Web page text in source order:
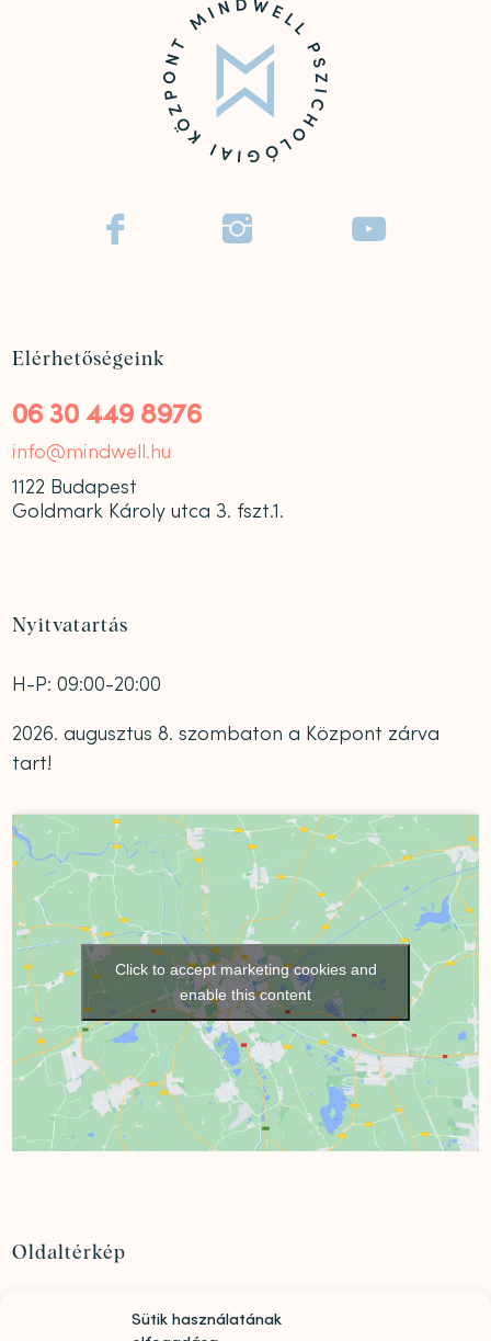
Sütik használatának
  
Elérhetőségeink
06 30 449 8976
info@mindwell.hu
1122 Budapest
Goldmark Károly utca 3. fszt.1.
Nyitvatartás
H-P: 09:00-20:00
2026. augusztus 8. szombaton a Központ zárva
tart!
Click to accept marketing cookies and
enable this content
Oldaltérkép
Szolgáltatások